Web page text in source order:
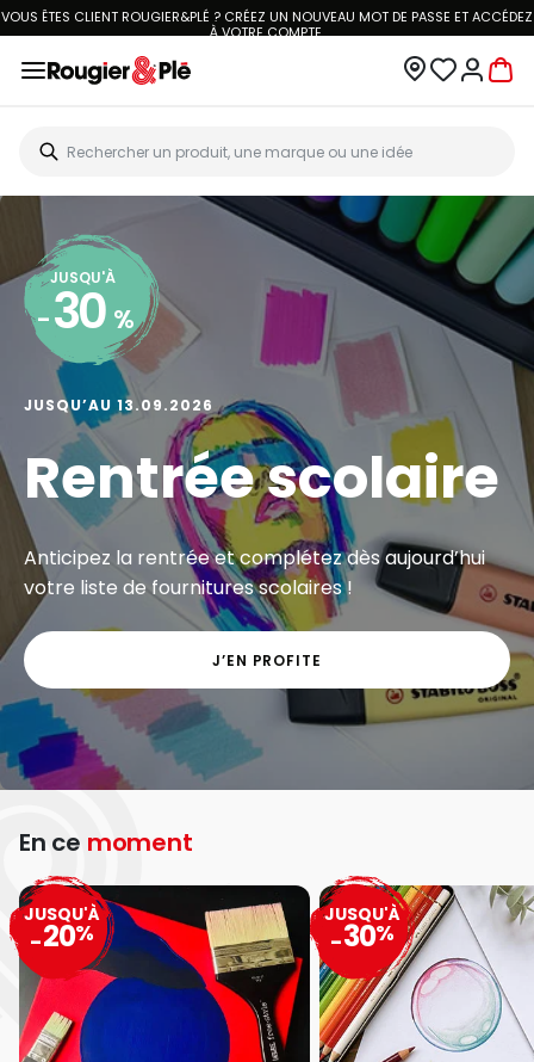
VOUS ÊTES CLIENT ROUGIER&PLÉ ? CRÉEZ UN NOUVEAU MOT DE PASSE ET ACCÉDEZ
ÀVOTRE COMPTE.
JUSQU'À
- 30 %
JUSQU’AU 13.09.2026
Rentrée scolaire
Anticipez la rentrée et complétez dès aujourd’hui
votre liste de fournitures scolaires !
J’EN PROFITE
En ce moment
JUSQU'À
-20%
JUSQU'À
-30%